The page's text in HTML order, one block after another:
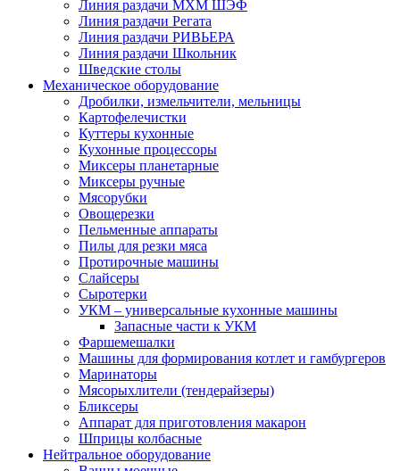
Линия раздачи МХМ ШЭФ
Линия раздачи Регата
Линия раздачи РИВЬЕРА
Линия раздачи Школьник
Шведские столы
Механическое оборудование
Дробилки, измельчители, мельницы
Картофелечистки
Куттеры кухонные
Кухонные процессоры
Миксеры планетарные
Миксеры ручные
Мясорубки
Овощерезки
Пельменные аппараты
Пилы для резки мяса
Протирочные машины
Слайсеры
Сыротерки
УКМ – универсальные кухонные машины
Запасные части к УКМ
Фаршемешалки
Машины для формирования котлет и гамбургеров
Маринаторы
Мясорыхлители (тендерайзеры)
Бликсеры
Аппарат для приготовления макарон
Шприцы колбасные
Нейтральное оборудование